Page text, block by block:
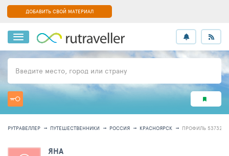
ДОБАВИТЬ СВОЙ МАТЕРИАЛ
Введите место, город или страну
РУТРАВЕЛЛЕР ПУТЕШЕСТВЕННИКИ РОССИЯ КРАСНОЯРСК ПРОФИЛЬ 537320
ЯНА